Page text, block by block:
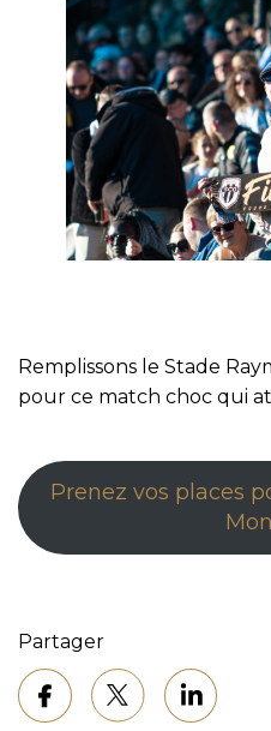
Remplissons le Stade
pour ce match choc qui
Prenez vos places
Partager